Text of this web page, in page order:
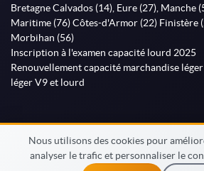
Nous utilisons des cookies pour
analyser le trafic et personnaliser le
Bretagne Calvados (14), Eure (27), Manche
Maritime (76) Côtes-d'Armor (22) Finistère
Morbihan (56)
Inscription à l'examen capacité lourd 2025
Renouvellement capacité marchandise
léger V9 et lourd